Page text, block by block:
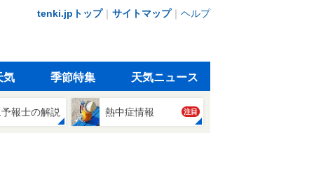
tenki.jpトップ｜ サイトマップ｜ ヘルプ
気 季節特集 天気ニュース
報士の解説 熱中症情報 注目